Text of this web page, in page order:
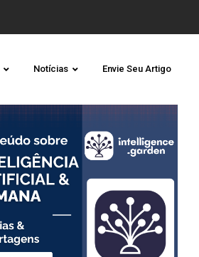
Notícias Envie Seu Artigo